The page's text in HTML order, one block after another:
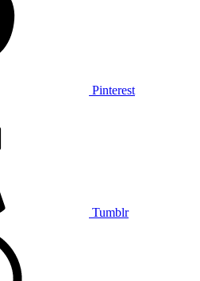
Pinterest
Tumblr